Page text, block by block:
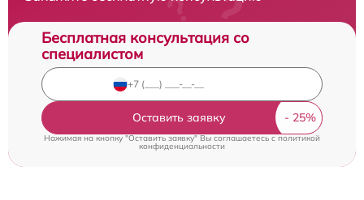
Бесплатная консультация со
специалистом
Оставить заявку
Нажимая на кнопку "Оставить заявку" Вы соглашаетесь cполитикой
конфиденциальности